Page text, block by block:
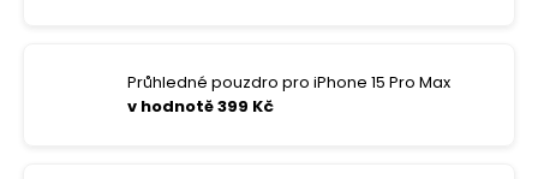
Průhledné pouzdro pro iPhone 15 Pro Max
v hodnotě 399 Kč